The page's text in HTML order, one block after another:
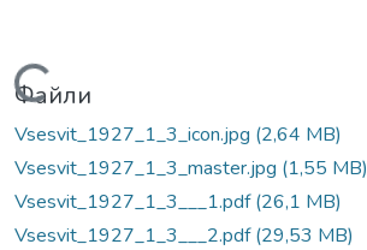
Вантажиться...
Файли
Vsesvit_1927_1_3_icon.jpg (2,64 MB)
Vsesvit_1927_1_3_master.jpg (1,55 MB)
Vsesvit_1927_1_3___1.pdf(26,1 MB)
Vsesvit_1927_1_3___2.pdf(29,53 MB)